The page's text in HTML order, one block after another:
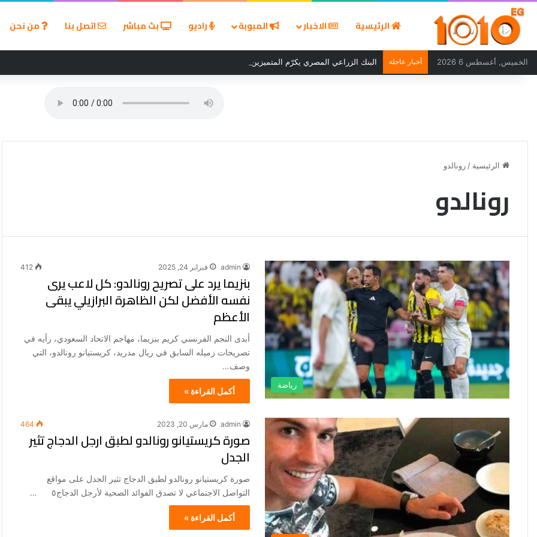
الرئيسية الاخبار المبوبة راديو بث مباشر اتصل بنا من نحن
الخميس, أغسطس 6 2026 أخبار عاجلة البنك الزراعي المصري يكرّم المتميزين في مسابقة القروض الشخصية بعد نتائج قوية بالربع الأول من 2026
الرئيسية / رونالدو
رونالدو
رياضة
admin فبراير 24, 2025 412
بنزيما يرد على تصريح رونالدو: كل لاعب يرى
نفسه الأفضل لكن الظاهرة البرازيلي يبقى
الأعظم
أبدى النجم الفرنسي كريم بنزيما، مهاجم الاتحاد السعودي، رأيه في
تصريحات زميله السابق في ريال مدريد، كريستيانو رونالدو، التي
وصف…
أكمل القراءة »
admin مارس 20, 2023 464
صورة كريستيانو رونالدو لطبق ارجل الدجاج تثير
الجدل
صورة كريستيانو رونالدو لطبق الدجاج تثير الجدل على مواقع
التواصل الاجتماعي لا تصدق الفوائد الصحية لأرجل الدجاج٥ …
أكمل القراءة »